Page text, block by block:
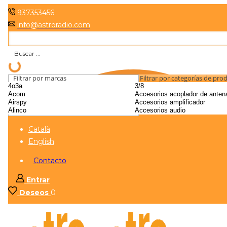
937353456
info@astroradio.com
Filtrar por marcas Filtrar por categorías de
Català
English
Contacto
Entrar
Deseos 0